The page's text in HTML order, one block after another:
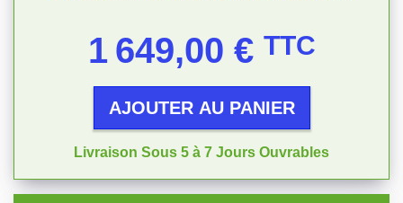
1 649,00 € TTC
AJOUTER AU PANIER
Livraison Sous 5 à 7 Jours Ouvrables